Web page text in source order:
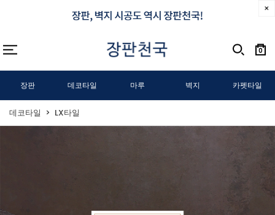
0
장판 데코타일 마루 벽지 카펫타일
데코타일 LX타일